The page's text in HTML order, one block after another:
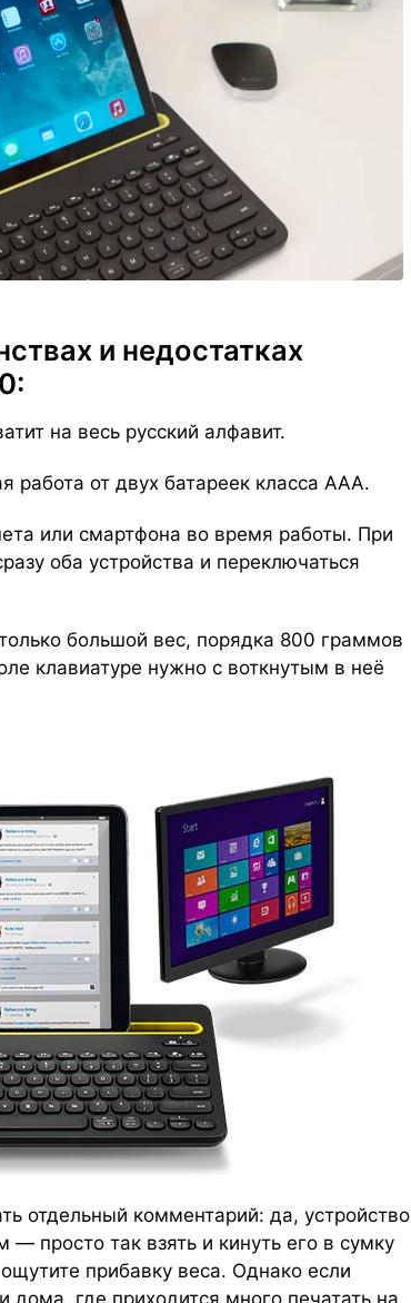
и недостатках
на весь русский алфавит.
работа от двух батареек класса ААА.
или смартфона во время работы. При
оба устройства и переключаться
большой вес, порядка 800 граммов
клавиатуре нужно с воткнутым в неё
отдельный комментарий: да, устройство
просто так взять и кинуть его в сумку
прибавку веса. Однако если
где приходится много печатать на